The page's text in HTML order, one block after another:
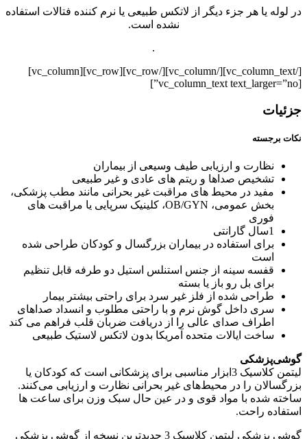
در لوله یا هر جزء دیگر از لاتکس طبیعی یا نرم کننده فتالات استفاده
نشده است.
.
[/vc_column_text][/vc_column][/vc_row][vc_row][vc_column]
[vc_column_text text_larger=”no”]
جزئیات
نکات برجسته
نظارت و ارزیابی طیف وسیعی از بیماران
تشخیص صداها و ریتم های عادی و غیر طبیعی
مفید در محیط های مراقبت غیر بحرانی مانند مطب پزشکی،
بخش عمومی، OB/GYN، کلینیک سرپایی یا مراقبت های
فوری
1سال گارانتی
برای استفاده در بیماران بزرگسال و کودکان طراحی شده
است
قفسه سینه از جنس استنلس استیل دو طرفه قابل تنظیم
برای بل رو باز یا بسته
طراحی شده از فلز غیر سرد برای راحتی بیشتر بیمار
سری داخل گوش نرم و با راحتی مطلوب و انسداد صداهای
اطراف صدای عالی را از دریافت ضربان قلب فراهم می کند
ساخت ایالات متحده آمریکا بدون لاتکس لاستیک طبیعی
گوشی‌پزشکی
لیتمن کلاسیک 3ابزار مناسبی برای پزشکانی است که کودکان یا
بزرگسالان را در محیط‌های غیر بحرانی نظارت و ارزیابی می‌کنند.
ساخته شده با مواد قوی و در عین حال سبک وزن برای ساعت ها
استفاده راحت.
گوشی پزشکی لیتمن کلاسیک 3 جدیدترین نسخه از گوشی پزشکی